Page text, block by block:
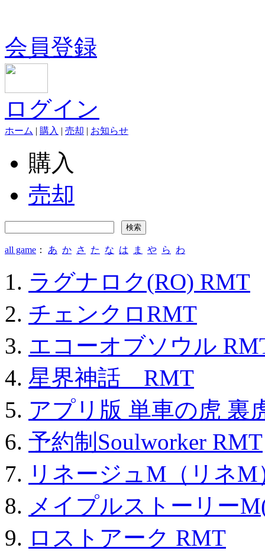
会員登録
ログイン
ホーム | 購入 | 売却 | お知らせ
購入
売却
all game ： あ か さ た な は ま や ら わ
ラグナロク(RO) RMT
チェンクロRMT
エコーオブソウル
星界神話 RMT
アプリ版 単車の虎 裏
予約制Soulworker RMT
リネージュM（リネM
メイプルストーリー
ロストアーク RMT